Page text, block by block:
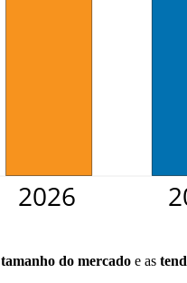
tamanho do mercado e as